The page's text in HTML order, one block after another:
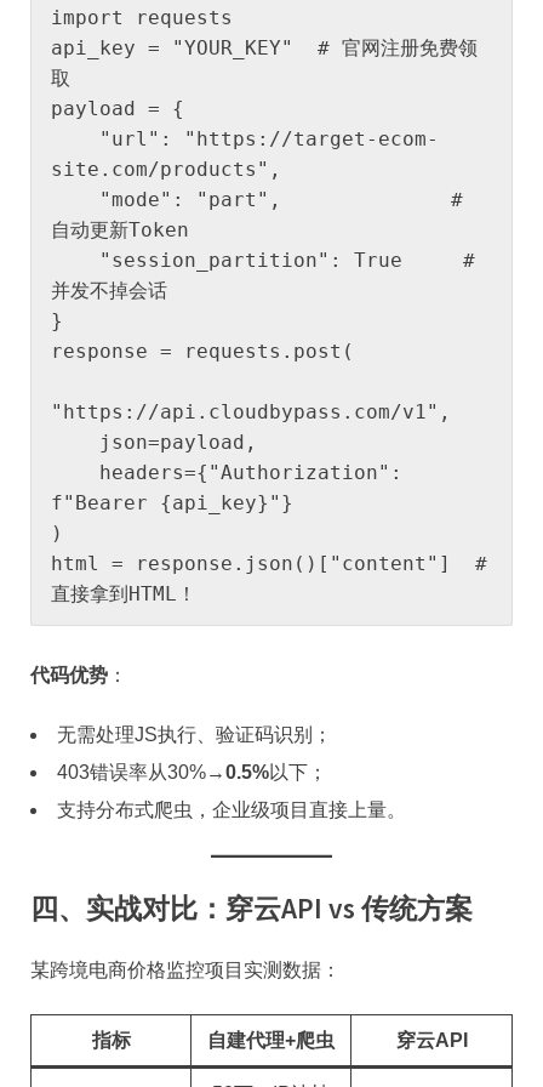
import requests
api_key = "YOUR_KEY"  # 官网注册免费领
取
payload = {
site.com/products",
自动更新Token
并发不掉会话
}
response = requests.post(
"https://api.cloudbypass.com/v1",
f"Bearer {api_key}"}
)
html = response.json()["content"]  #
直接拿到HTML！
​代码优势​ ​：
无需处理JS执行、验证码识别；
403错误率从30%→​​0.5%​​以下；
支持分布式爬虫，企业级项目直接上量。
四、实战对比：穿云API vs 传统方案
某跨境电商价格监控项目实测数据：
​指标​ 自建代理+爬虫 穿云API